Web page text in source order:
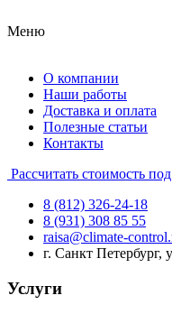
Меню
О компании
Наши работы
Доставка и оплата
Полезные статьи
Контакты
Рассчитать стоимость
8 (812) 326-24-18
8 (931) 308 85 55
raisa@climate-
г. Санкт Петербург,
Услуги